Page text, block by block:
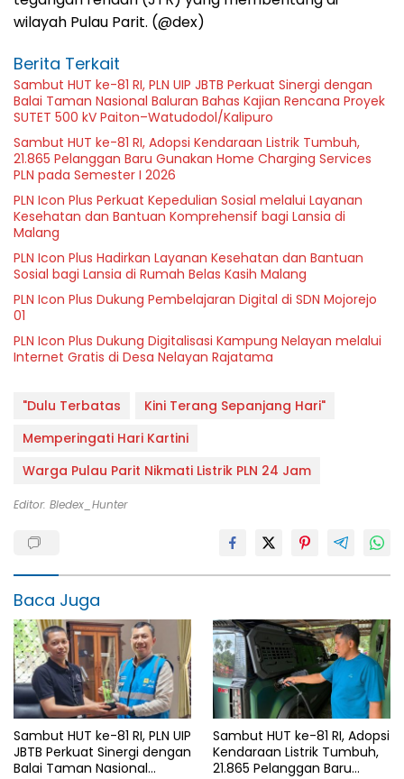
wilayah Pulau Parit. (@dex)
Berita Terkait
Sambut HUT ke-81 RI, PLN UIP JBTB Perkuat Sinergi dengan
Balai Taman Nasional Baluran Bahas Kajian Rencana Proyek
SUTET 500 kV Paiton–Watudodol/Kalipuro
Sambut HUT ke-81 RI, Adopsi Kendaraan Listrik Tumbuh,
21.865 Pelanggan Baru Gunakan Home Charging Services
PLN pada Semester I 2026
PLN Icon Plus Perkuat Kepedulian Sosial melalui Layanan
Kesehatan dan Bantuan Komprehensif bagi Lansia di
Malang
PLN Icon Plus Hadirkan Layanan Kesehatan dan Bantuan
Sosial bagi Lansia di Rumah Belas Kasih Malang
PLN Icon Plus Dukung Pembelajaran Digital di SDN Mojorejo
01
PLN Icon Plus Dukung Digitalisasi Kampung Nelayan melalui
Internet Gratis di Desa Nelayan Rajatama
"Dulu Terbatas
Kini Terang Sepanjang Hari"
Memperingati Hari Kartini
Warga Pulau Parit Nikmati Listrik PLN 24 Jam
Editor: Bledex_Hunter
Baca Juga
Sambut HUT ke-81 RI, PLN UIP
JBTB Perkuat Sinergi dengan
Balai Taman Nasional
Sambut HUT ke-81 RI, Adopsi
Kendaraan Listrik Tumbuh,
21.865 Pelanggan Baru